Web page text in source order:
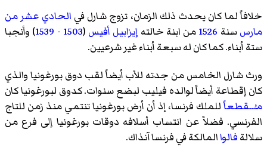
خلافاً لما كان يحدث ذلك الزمان، تزوج شارل في الحادي عشر من
مارسسنة 1526من ابنة خالته إيزابيل أفيس (
1503
-
1539) وأنجبا
ستة أبناء. كما كان له سبعة أبناء غير شرعيين.
ورث شارل الخامس من جدته للأب أيضاً لقب دوق بورغونيا والذي
كان إقطاعة أيضاً لوالده فيليب لبضع سنوات. كدوق لبورغونيا كان
مـُــقطعاًللملك فرنسا، إذ أن أرض بورغونيا تنتمي منذ زمن للتاج
الفرنسي. فضلاً عن انتساب أسلافه دوقات بورغونيا إلى فرع من
سلالةفالواالمالكة في فرنسا آنذاك.